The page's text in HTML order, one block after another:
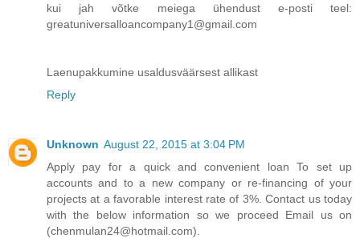
kui jah võtke meiega ühendust e-posti teel:
greatuniversalloancompany1@gmail.com
Laenupakkumine usaldusväärsest allikast
Reply
Unknown August 22, 2015 at 3:04 PM
Apply pay for a quick and convenient loan To set up
accounts and to a new company or re-financing of your
projects at a favorable interest rate of 3%. Contact us today
with the below information so we proceed Email us on
(chenmulan24@hotmail.com).